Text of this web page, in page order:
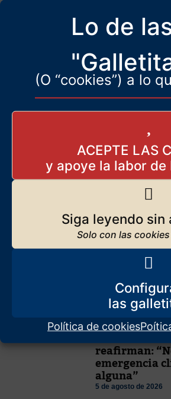
Lo de
(O “cookies”) a lo
ACEPTE LAS
Siga leyendo sin
Política de cookies
Los orígenes de El
Seguir leyendo
Suscríbase cada día en su
Destacado
Europa
años
6 de agosto de 2026
Dos mil
reafirman:
emergencia
alguna”
5 de agosto de 2026